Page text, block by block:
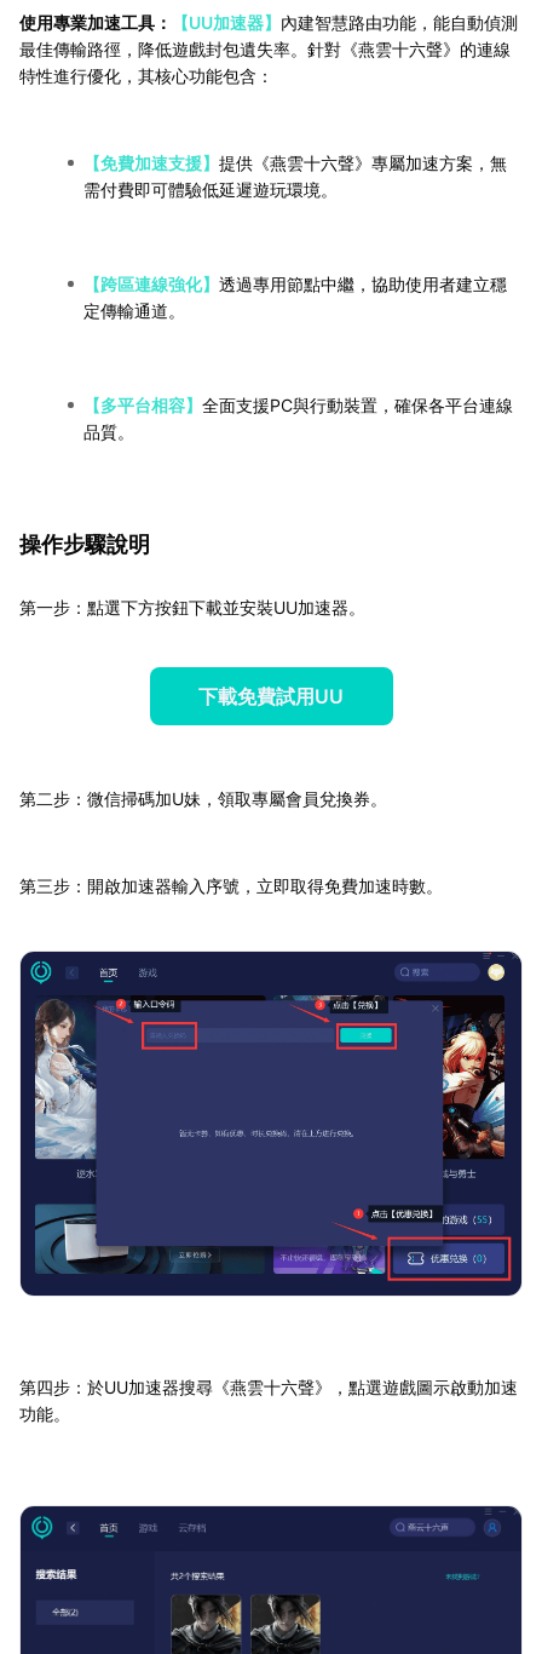
使用專業加速工具： 【UU加速器】 內建智慧路由功能，能自動偵測
最佳傳輸路徑，降低遊戲封包遺失率。針對《燕雲十六聲》的連線
特性進行優化，其核心功能包含：
【免費加速支援】 提供《燕雲十六聲》專屬加速方案，無
需付費即可體驗低延遲遊玩環境。
【跨區連線強化】 透過專用節點中繼，協助使用者建立穩
定傳輸通道。
【多平台相容】 全面支援PC與行動裝置，確保各平台連線
品質。
操作步驟說明
第一步：點選下方按鈕下載並安裝UU加速器。
下載免費試用UU
第二步：微信掃碼加U妹，領取專屬會員兌換券。
第三步：開啟加速器輸入序號，立即取得免費加速時數。
第四步：於UU加速器搜尋《燕雲十六聲》，點選遊戲圖示啟動加速
功能。